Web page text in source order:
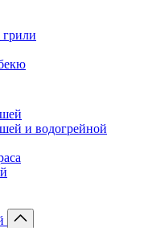
и водогрейной